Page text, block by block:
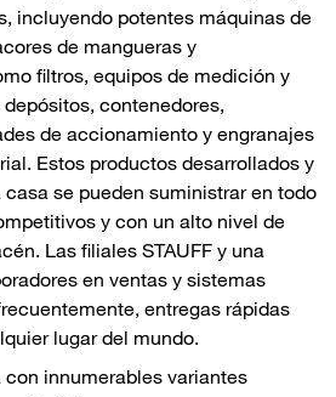
incluyendo potentes máquinas de
de mangueras y
filtros, equipos de medición y
contenedores,
de accionamiento y engranajes
Estos productos desarrollados y
se pueden suministrar en todo
y con un alto nivel de
Las filiales STAUFF y una
en ventas y sistemas
entregas rápidas
lugar del mundo.
innumerables variantes